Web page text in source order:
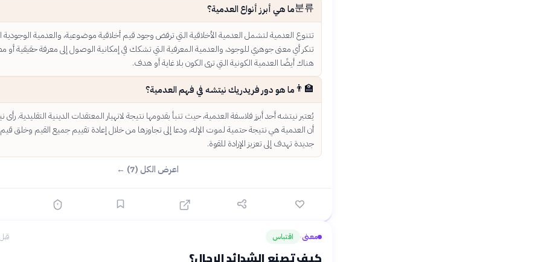
분류ما هي أبرز أنواع العدمية؟
تتنوع العدمية لتشمل العدمية الأخلاقية التي ترفض وجود قيم أخلاقية موضوعية، والعدمية الوجودية
تنكر أي معنى جوهري للوجود، والعدمية المعرفية التي تشكك في إمكانية الوصول إلى معرفة حقيقية أو
هناك أيضًا العدمية الكونية التي ترى الكون بلا غاية أو هدف.
👨‍🏫 ما هو دور فريدريك نيتشه في فهم العدمية؟
يُعتبر نيتشه أحد أبرز فلاسفة العدمية، حيث تنبأ بقدومها نتيجة لانهيار المعتقدات الدينية التقليدية. رأى
أن العدمية هي نتيجة حتمية لموت الإله، ودعا إلى تجاوزها من خلال إعادة تقييم جميع القيم وخلق قيم
جديدة تهدف إلى تعزيز الإرادة للقوة.
اعرض الكل (7) ←
معنى› اقتباس قبل 5